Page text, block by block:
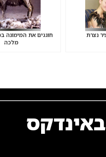
נצרת
חוגגים את המימונה
מלכה